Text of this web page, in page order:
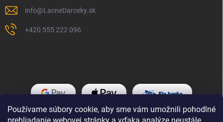
Používame súbory cookie, aby sme vám umožnili pohodlné
info@LacneDarceky.sk
+420 555 222 096